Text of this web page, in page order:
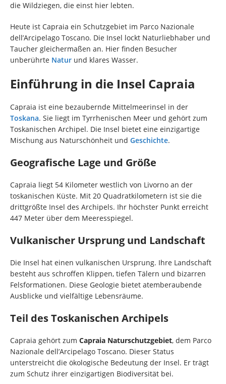
die Wildziegen, die einst hier lebten.
Heute ist Capraia ein Schutzgebiet im Parco Nazionale
dell’Arcipelago Toscano. Die Insel lockt Naturliebhaber und
Taucher gleichermaßen an. Hier finden Besucher
unberührte Natur und klares Wasser.
Einführung in die Insel Capraia
Capraia ist eine bezaubernde Mittelmeerinsel in der
Toskana. Sie liegt im Tyrrhenischen Meer und gehört zum
Toskanischen Archipel. Die Insel bietet eine einzigartige
Mischung aus Naturschönheit und Geschichte.
Geografische Lage und Größe
Capraia liegt 54 Kilometer westlich von Livorno an der
toskanischen Küste. Mit 20 Quadratkilometern ist sie die
drittgrößte Insel des Archipels. Ihr höchster Punkt erreicht
447 Meter über dem Meeresspiegel.
Vulkanischer Ursprung und Landschaft
Die Insel hat einen vulkanischen Ursprung. Ihre Landschaft
besteht aus schroffen Klippen, tiefen Tälern und bizarren
Felsformationen. Diese Geologie bietet atemberaubende
Ausblicke und vielfältige Lebensräume.
Teil des Toskanischen Archipels
Capraia gehört zum Capraia Naturschutzgebiet, dem Parco
Nazionale dell’Arcipelago Toscano. Dieser Status
unterstreicht die ökologische Bedeutung der Insel. Er trägt
zum Schutz ihrer einzigartigen Biodiversität bei.